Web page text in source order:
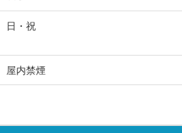
日・祝
屋内禁煙